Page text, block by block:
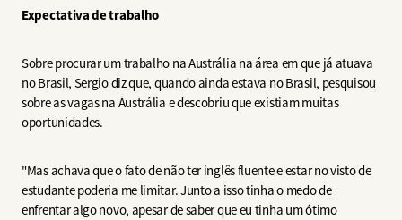
Expectativa de trabalho
Sobre procurar um trabalho na Austrália na área em que já atuava
no Brasil, Sergio diz que, quando ainda estava no Brasil, pesquisou
sobre as vagas na Austrália e descobriu que existiam muitas
oportunidades.
"Mas achava que o fato de não ter inglês fluente e estar no visto de
estudante poderia me limitar. Junto a isso tinha o medo de
enfrentar algo novo, apesar de saber que eu tinha um ótimo